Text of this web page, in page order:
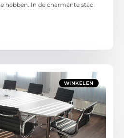
hebben. In de charmante stad
WINKELEN